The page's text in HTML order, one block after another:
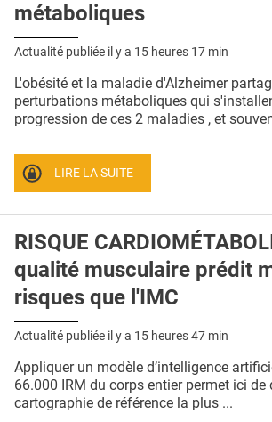
L'APP
PUBLICITÉ
CONTACT
métaboliques
Actualité publiée il y a 15 heures 17 min
L'obésité et la maladie d'Alzheimer
perturbations métaboliques qui
progression de ces 2 maladies , et
LIRE LA SUITE
RISQUE
qualité musculaire prédit
risques que l'IMC
Actualité publiée il y a 15 heures 47 min
Appliquer un modèle d’intelligence
66.000 IRM du corps entier permet ici de
cartographie de référence la plus ...